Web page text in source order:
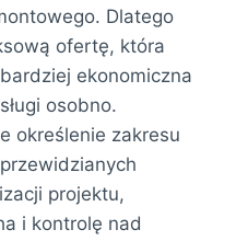
Dlatego
ofertę, która
ekonomiczna
osobno.
określenie zakresu
projektu,
i kontrolę nad